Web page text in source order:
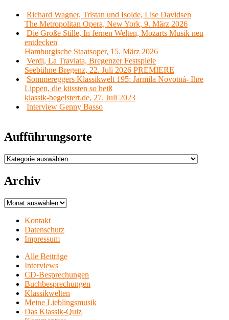
Richard Wagner, Tristan und Isolde, Lise Davidsen
The Metropolitan Opera, New York, 9. März 2026
Die Große Stille, In fernen Welten, Mozarts Musik neu
entdecken
Hamburgische Staatsoper, 15. März 2026
Verdi, La Traviata, Bregenzer Festspiele
Seebühne Bregenz, 22. Juli 2026 PREMIERE
Sommereggers Klassikwelt 195: Jarmila Novotná- Ihre
Lippen, die küssten so heiß
klassik-begeistert.de, 27. Juli 2023
Interview Genny Basso
Aufführungsorte
Aufführungsorte
Archiv
Archiv
Kontakt
Datenschutz
Impressum
Alle Beiträge
Interviews
CD-Besprechungen
Buchbesprechungen
Klassikwelten
Meine Lieblingsmusik
Das Klassik-Quiz